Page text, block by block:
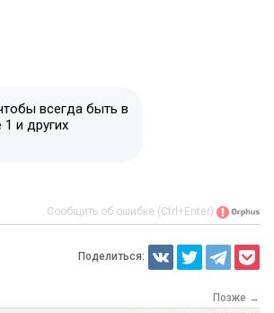
всегда быть в
и других
Сообщить об ошибке (Ctrl+Enter)
Поделиться:
Позже →